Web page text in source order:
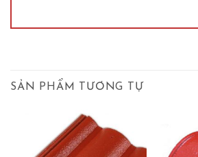
SẢN PHẨM TƯƠNG TỰ